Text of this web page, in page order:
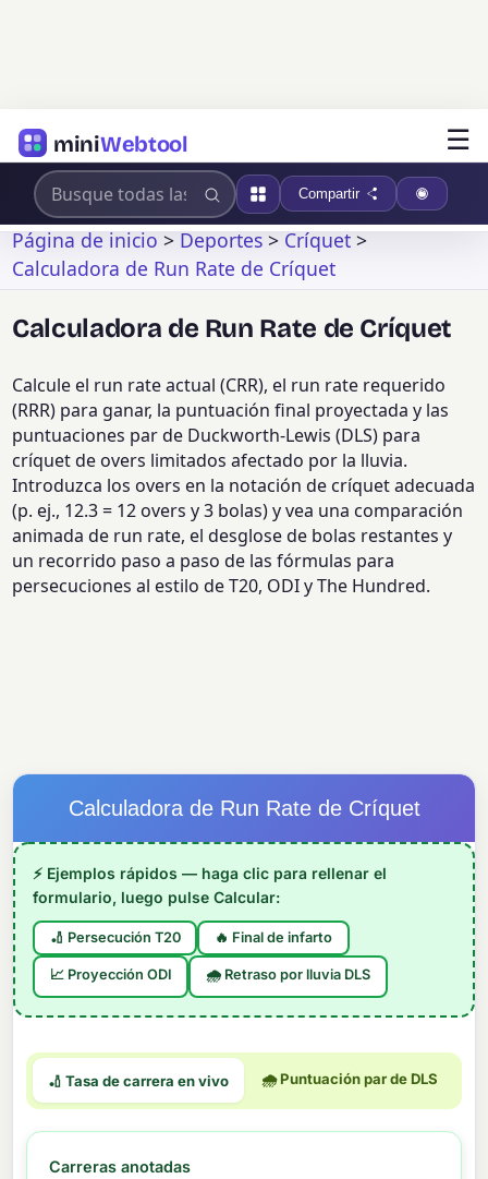
miniWebtool ☰
Compartir
Página de inicio>Deportes>Críquet>
Calculadora de Run Rate de Críquet
Calculadora de Run Rate de Críquet
Calcule el run rate actual (CRR), el run rate requerido
(RRR) para ganar, la puntuación final proyectada y las
puntuaciones par de Duckworth-Lewis (DLS) para
críquet de overs limitados afectado por la lluvia.
Introduzca los overs en la notación de críquet adecuada
(p. ej., 12.3 = 12 overs y 3 bolas) y vea una comparación
animada de run rate, el desglose de bolas restantes y
un recorrido paso a paso de las fórmulas para
persecuciones al estilo de T20, ODI y The Hundred.
Calculadora de Run Rate de Críquet
⚡ Ejemplos rápidos — haga clic para rellenar el
formulario, luego pulse Calcular:
🏏 Persecución T20 🔥 Final de infarto
📈 Proyección ODI 🌧 Retraso por lluvia DLS
🏏 Tasa de carrera en vivo 🌧 Puntuación par de DLS
Carreras anotadas